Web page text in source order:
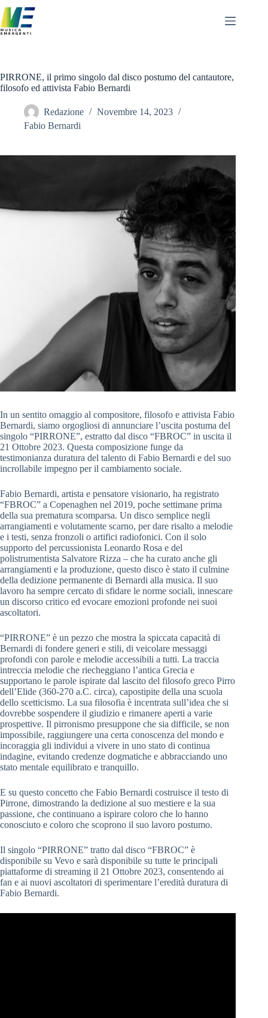
al
contenuto
PIRRONE, il primo singolo dal disco postumo del cantautore,
filosofo ed attivista Fabio Bernardi
Redazione
Novembre 14, 2023
Fabio Bernardi
In un sentito omaggio al compositore, filosofo e attivista Fabio
Bernardi, siamo orgogliosi di annunciare l’uscita postuma del
singolo “PIRRONE”, estratto dal disco “FBROC” in uscita il
21 Ottobre 2023. Questa composizione funge da
testimonianza duratura del talento di Fabio Bernardi e del suo
incrollabile impegno per il cambiamento sociale.
Fabio Bernardi, artista e pensatore visionario, ha registrato
“FBROC” a Copenaghen nel 2019, poche settimane prima
della sua prematura scomparsa. Un disco semplice negli
arrangiamenti e volutamente scarno, per dare risalto a melodie
e i testi, senza fronzoli o artifici radiofonici. Con il solo
supporto del percussionista Leonardo Rosa e del
polistrumentista Salvatore Rizza – che ha curato anche gli
arrangiamenti e la produzione, questo disco è stato il culmine
della dedizione permanente di Bernardi alla musica. Il suo
lavoro ha sempre cercato di sfidare le norme sociali, innescare
un discorso critico ed evocare emozioni profonde nei suoi
ascoltatori.
“PIRRONE” è un pezzo che mostra la spiccata capacità di
Bernardi di fondere generi e stili, di veicolare messaggi
profondi con parole e melodie accessibili a tutti. La traccia
intreccia melodie che riecheggiano l’antica Grecia e
supportano le parole ispirate dal lascito del filosofo greco Pirro
dell’Elide (360-270 a.C. circa), capostipite della una scuola
dello scetticismo. La sua filosofia è incentrata sull’idea che si
dovrebbe sospendere il giudizio e rimanere aperti a varie
prospettive. Il pirronismo presuppone che sia difficile, se non
impossibile, raggiungere una certa conoscenza del mondo e
incoraggia gli individui a vivere in uno stato di continua
indagine, evitando credenze dogmatiche e abbracciando uno
stato mentale equilibrato e tranquillo.
E su questo concetto che Fabio Bernardi costruisce il testo di
Pirrone, dimostrando la dedizione al suo mestiere e la sua
passione, che continuano a ispirare coloro che lo hanno
conosciuto e coloro che scoprono il suo lavoro postumo.
Il singolo “PIRRONE” tratto dal disco “FBROC” è
disponibile su Vevo e sarà disponibile su tutte le principali
piattaforme di streaming il 21 Ottobre 2023, consentendo ai
fan e ai nuovi ascoltatori di sperimentare l’eredità duratura di
Fabio Bernardi.